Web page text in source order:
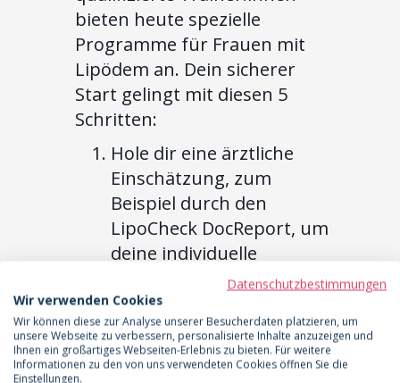
bieten heute spezielle
Programme für Frauen mit
Lipödem an. Dein sicherer
Start gelingt mit diesen 5
Schritten:
Hole dir eine ärztliche
Einschätzung, zum
Beispiel durch den
LipoCheck DocReport, um
deine individuelle
Belastbarkeit zu klären.
Suche dir eine:n
qualifizierte:n Trainer:in
mit Erfahrung im Bereich
Datenschutzbestimmungen
Wir verwenden Cookies
Wir können diese zur Analyse unserer Besucherdaten platzieren, um
unsere Webseite zu verbessern, personalisierte Inhalte anzuzeigen und
Ihnen ein großartiges Webseiten-Erlebnis zu bieten. Für weitere
Informationen zu den von uns verwendeten Cookies öffnen Sie die
Einstellungen.